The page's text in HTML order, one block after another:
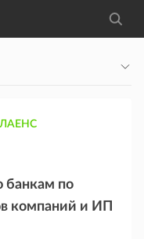
банкам по
компаний и ИП